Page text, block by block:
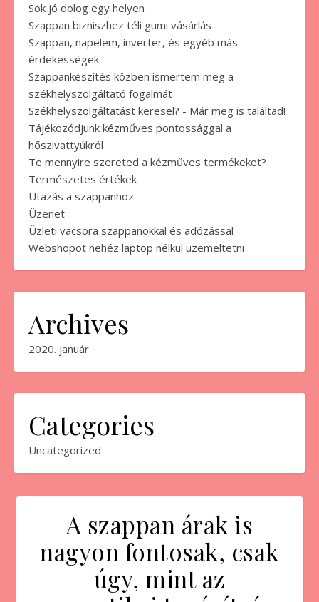
Sok jó dolog egy helyen
Szappan bizniszhez téli gumi vásárlás
Szappan, napelem, inverter, és egyéb más
érdekességek
Szappankészítés közben ismertem meg a
székhelyszolgáltató fogalmát
Székhelyszolgáltatást keresel? - Már meg is találtad!
Tájékozódjunk kézműves pontossággal a
hőszivattyúkról
Te mennyire szereted a kézműves termékeket?
Természetes értékek
Utazás a szappanhoz
Üzenet
Üzleti vacsora szappanokkal és adózással
Webshopot nehéz laptop nélkül üzemeltetni
Archives
2020. január
Categories
Uncategorized
A szappan árak is
nagyon fontosak, csak
úgy, mint az